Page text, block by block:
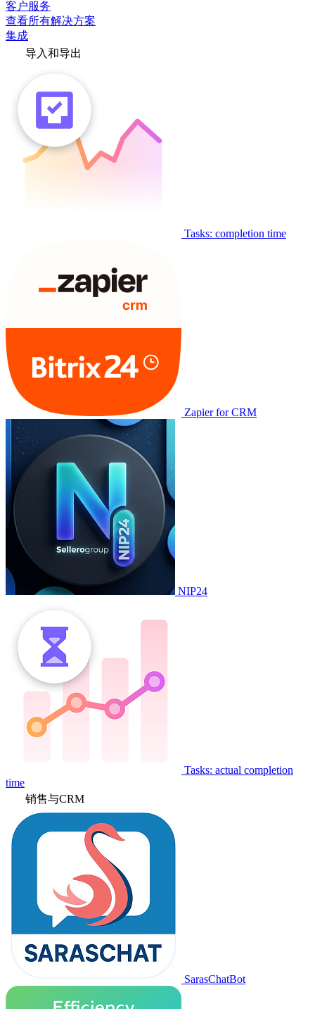
客户服务
查看所有解决方案
集成
导入和导出
Tasks: completion time
Zapier for CRM
NIP24
Tasks: actual completion
time
销售与CRM
SarasChatBot